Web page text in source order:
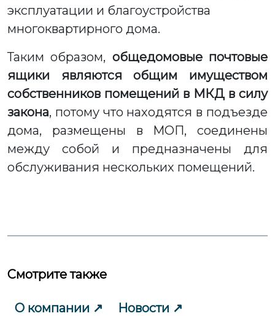
эксплуатации и благоустройства
многоквартирного дома.
Таким образом, общедомовые почтовые
ящики являются общим имуществом
собственников помещений в МКД в силу
закона, потому что находятся в подъезде
дома, размещены в МОП, соединены
между собой и предназначены для
обслуживания нескольких помещений.
Смотрите также
О компании
Новости